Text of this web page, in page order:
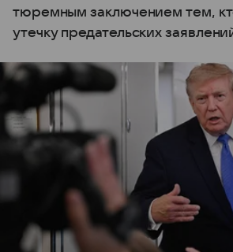
тюремным заключением тем,
утечку предательских